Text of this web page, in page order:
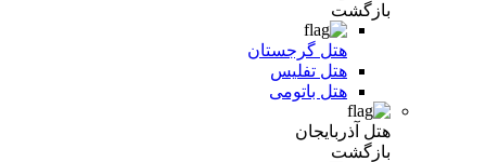
بازگشت
هتل گرجستان
هتل تفلیس
هتل باتومی
هتل آذربایجان
بازگشت